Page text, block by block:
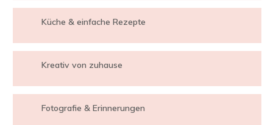
Küche & einfache Rezepte
Kreativ von zuhause
Fotografie & Erinnerungen